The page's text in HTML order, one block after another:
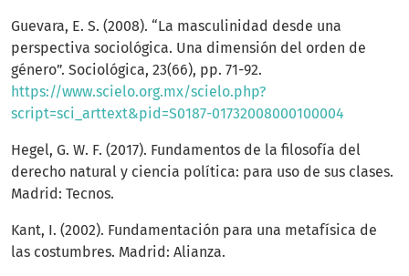
Guevara, E. S. (2008). “La masculinidad desde una
perspectiva sociológica. Una dimensión del orden de
género”. Sociológica, 23(66), pp. 71-92.
https://www.scielo.org.mx/scielo.php?
script=sci_arttext&pid=S0187-01732008000100004
Hegel, G. W. F. (2017). Fundamentos de la filosofía del
derecho natural y ciencia política: para uso de sus clases.
Madrid: Tecnos.
Kant, I. (2002). Fundamentación para una metafísica de
las costumbres. Madrid: Alianza.